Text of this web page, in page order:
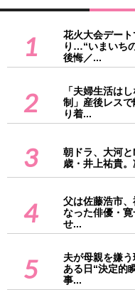
1
花火大会デー
り…“いまいち
後悔／...
2
「夫婦生活は
制」産後レス
り着...
3
朝ドラ、大河
歳・井上祐貴
4
父は佐藤浩市
なった俳優・
せ...
5
夫が母親を嫌
ある日“決定的
事...